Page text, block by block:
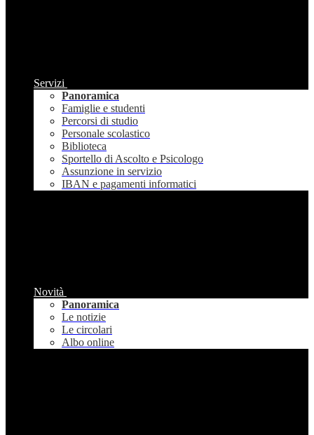
Servizi
Panoramica
Famiglie e studenti
Percorsi di studio
Personale scolastico
Biblioteca
Sportello di Ascolto e Psicologo
Assunzione in servizio
IBAN e pagamenti informatici
Novità
Panoramica
Le notizie
Le circolari
Albo online